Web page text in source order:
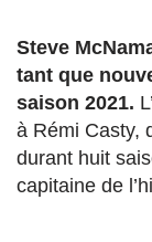
Steve
tant que
saison 2021.
à Rémi Casty,
durant huit
capitaine de